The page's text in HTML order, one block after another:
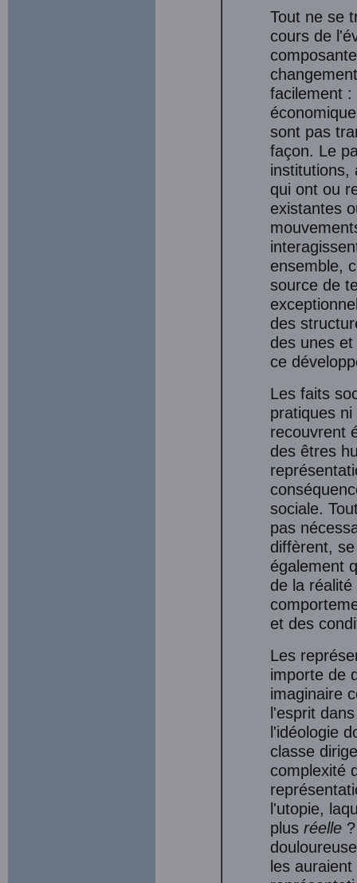
Tout ne se
cours de
facilement :
sont pas
façon. Le
institutions,
qui ont ou
existantes
ensemble,
source de
des
des unes
ce
Les faits
pratiques
recouvrent
des êtres
sociale.
pas
diffèrent,
également
de la
et des
Les
importe de
imaginaire
l'esprit
l'idéologie
classe
complexité
l'utopie,
plus réelle
les